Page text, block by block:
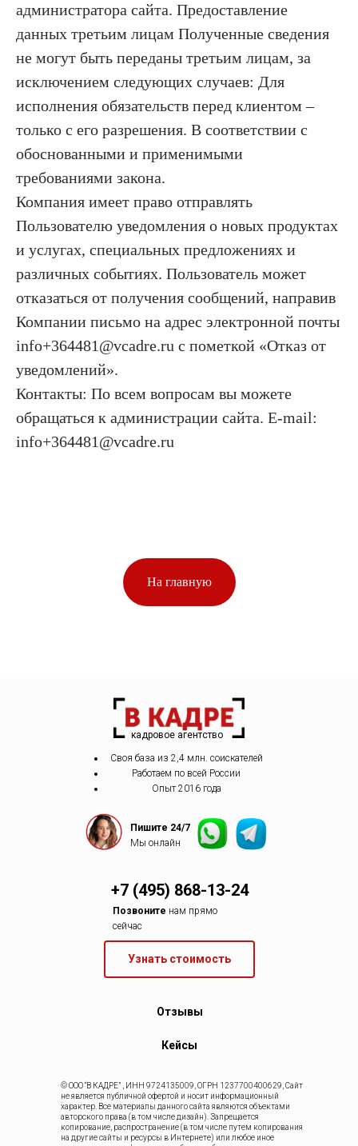
администратора сайта. Предоставление
данных третьим лицам Полученные сведения
не могут быть переданы третьим лицам, за
исключением следующих случаев: Для
исполнения обязательств перед клиентом –
только с его разрешения. В соответствии с
обоснованными и применимыми
требованиями закона.
Компания имеет право отправлять
Пользователю уведомления о новых продуктах
и услугах, специальных предложениях и
различных событиях. Пользователь может
отказаться от получения сообщений, направив
Компании письмо на адрес электронной почты
info+364481@vcadre.ru с пометкой «Отказ от
уведомлений».
Контакты: По всем вопросам вы можете
обращаться к администрации сайта. E-mail:
info+364481@vcadre.ru
На главную
кадровое агентство
Своя база из 2,4 млн. соискателей
Работаем по всей России
Опыт 2016 года
Отзывы
Кейсы
+7 (495) 868-13-24
Позвоните нам прямо
сейчас
Узнать стоимость
© ООО “В КАДРЕ” , ИНН 9724135009, ОГРН 1237700400629, Сайт
не является публичной офертой и носит информационный
характер. Все материалы данного сайта являются объектами
авторского права (в том числе дизайн). Запрещается
копирование, распространение (в том числе путем копирования
на другие сайты и ресурсы в Интернете) или любое иное
Пишите 24/7
Мы онлайн